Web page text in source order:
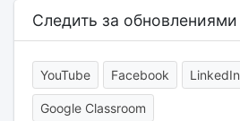
Следить за обновлениями
YouTube Facebook LinkedIn
Google Classroom